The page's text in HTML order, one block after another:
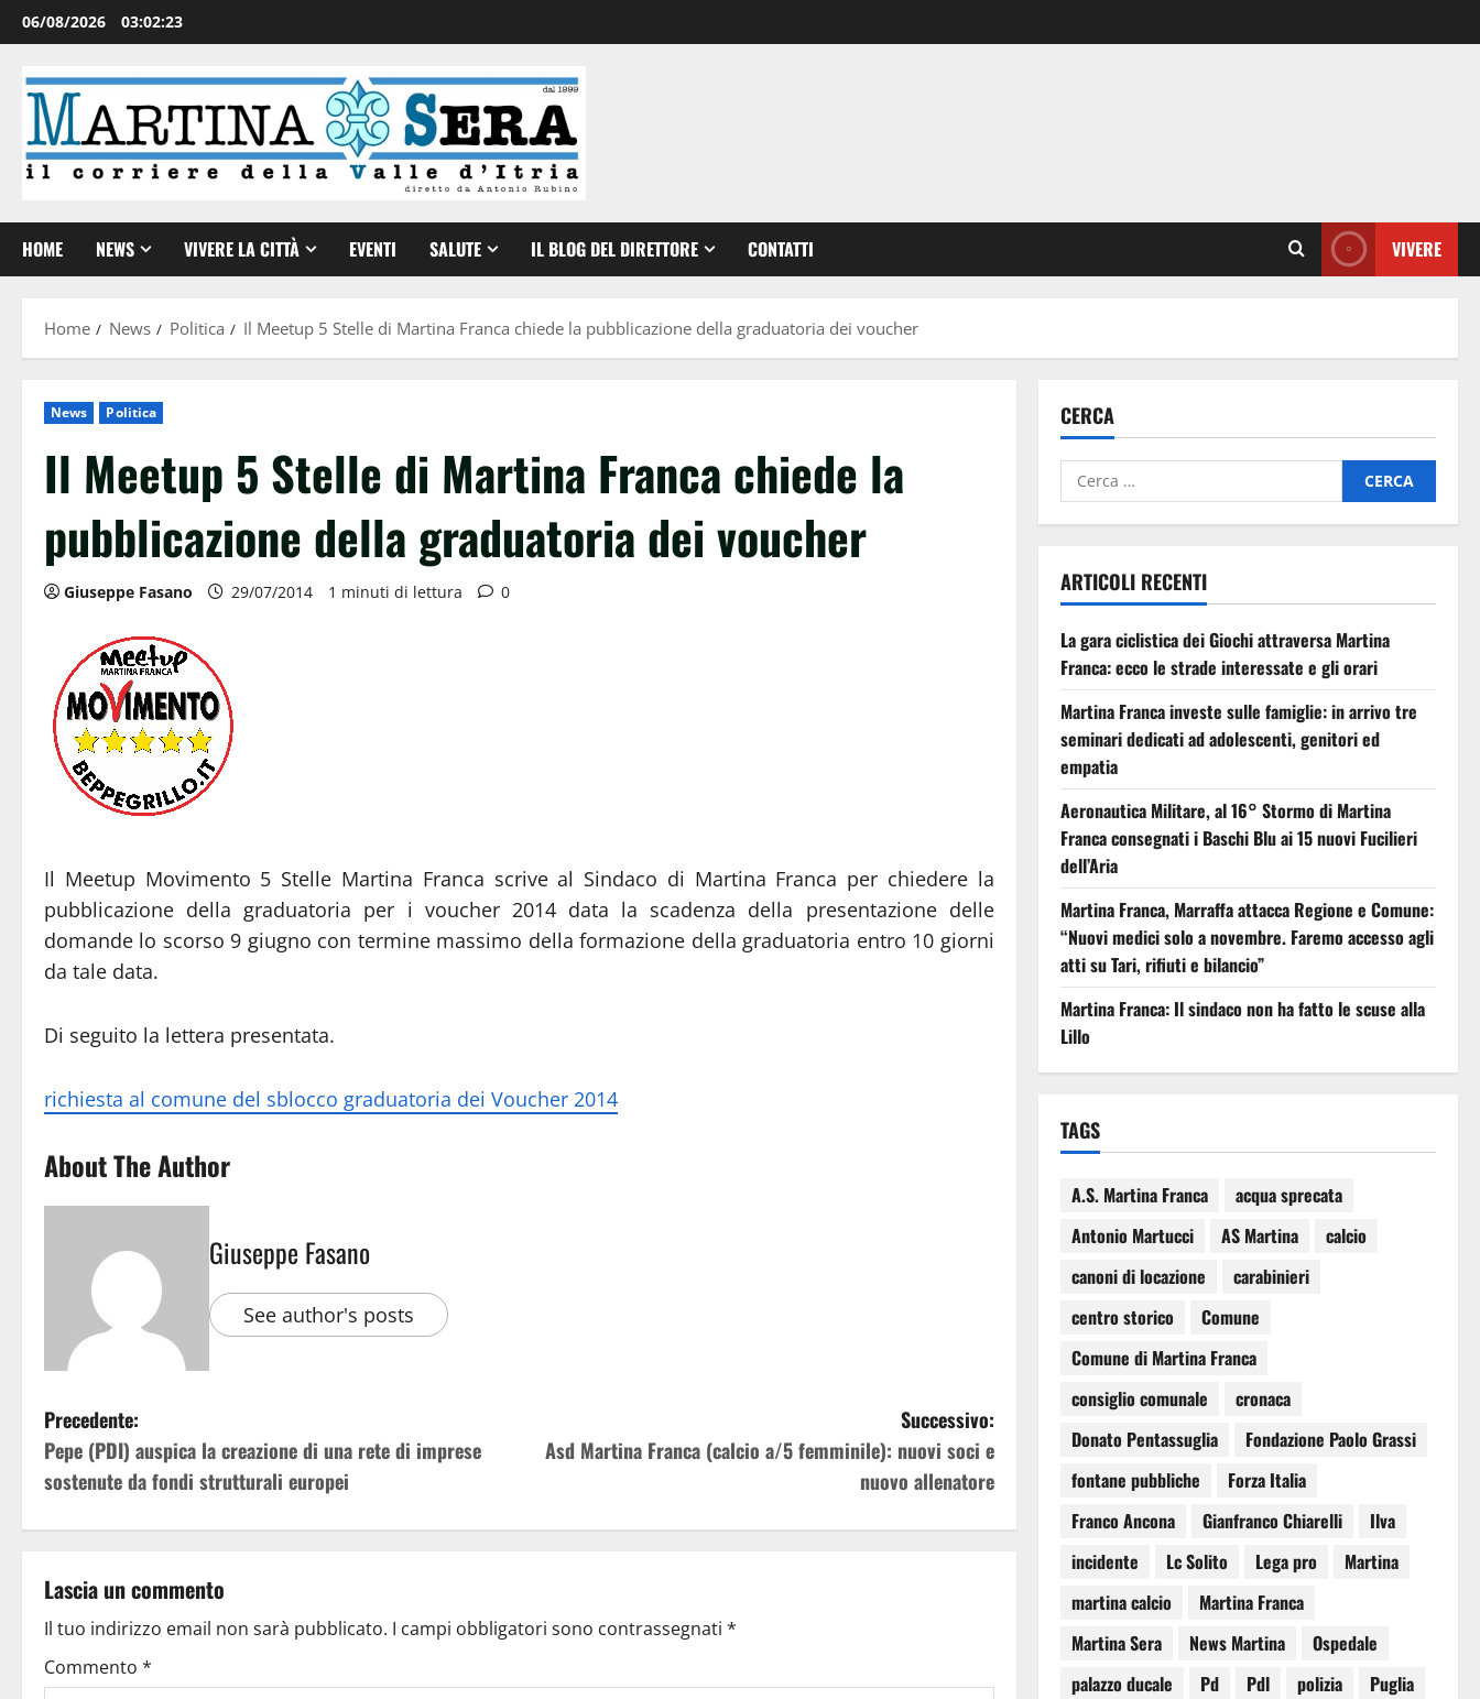
06/08/2026 03:02:24
HOME NEWS VIVERE LA CITTÀ EVENTI SALUTE IL BLOG DEL DIRETTORE CONTATTI VIVERE
Home News Politica Il Meetup 5 Stelle di Martina Franca chiede la pubblicazione della graduatoria dei voucher
News Politica
Il Meetup 5 Stelle di Martina Franca chiede la
pubblicazione della graduatoria dei voucher
Giuseppe Fasano 29/07/2014 1 minuti di lettura 0
Il Meetup Movimento 5 Stelle Martina Franca scrive al Sindaco di Martina Franca per chiedere la
pubblicazione della graduatoria per i voucher 2014 data la scadenza della presentazione delle
domande lo scorso 9 giugno con termine massimo della formazione della graduatoria entro 10 giorni
da tale data.
Di seguito la lettera presentata.
richiesta al comune del sblocco graduatoria dei Voucher 2014
About The Author
Giuseppe Fasano
See author's posts
Precedente:
Pepe (PDI) auspica la creazione di una rete di imprese
sostenute da fondi strutturali europei
Successivo:
Asd Martina Franca (calcio a/5 femminile): nuovi soci e
nuovo allenatore
Lascia un commento
Il tuo indirizzo email non sarà pubblicato. I campi obbligatori sono contrassegnati *
Commento *
CERCA
ARTICOLI RECENTI
La gara ciclistica dei Giochi attraversa Martina
Franca: ecco le strade interessate e gli orari
Martina Franca investe sulle famiglie: in arrivo tre
seminari dedicati ad adolescenti, genitori ed
empatia
Aeronautica Militare, al 16° Stormo di Martina
Franca consegnati i Baschi Blu ai 15 nuovi Fucilieri
dell’Aria
Martina Franca, Marraffa attacca Regione e Comune:
“Nuovi medici solo a novembre. Faremo accesso agli
atti su Tari, rifiuti e bilancio”
Martina Franca: Il sindaco non ha fatto le scuse alla
Lillo
TAGS
A.S. Martina Franca
acqua sprecata
Antonio Martucci
AS Martina
calcio
canoni di locazione
carabinieri
centro storico
Comune
Comune di Martina Franca
consiglio comunale
cronaca
Donato Pentassuglia
Fondazione Paolo Grassi
fontane pubbliche
Forza Italia
Franco Ancona
Gianfranco Chiarelli
Ilva
incidente
Lc Solito Lega pro
Martina
martina calcio
Martina Franca
Martina Sera
News Martina
Ospedale
palazzo ducale
Pd Pdl polizia
Puglia